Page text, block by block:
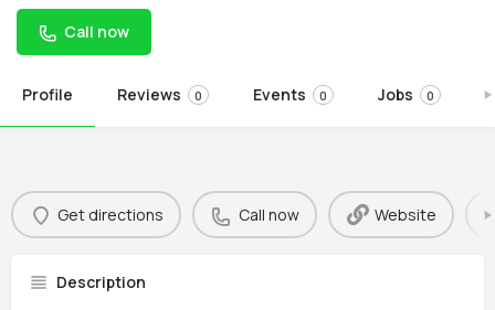
Call now
Profile Reviews 0 Events 0 Jobs 0
Get directions Call now Website
Description